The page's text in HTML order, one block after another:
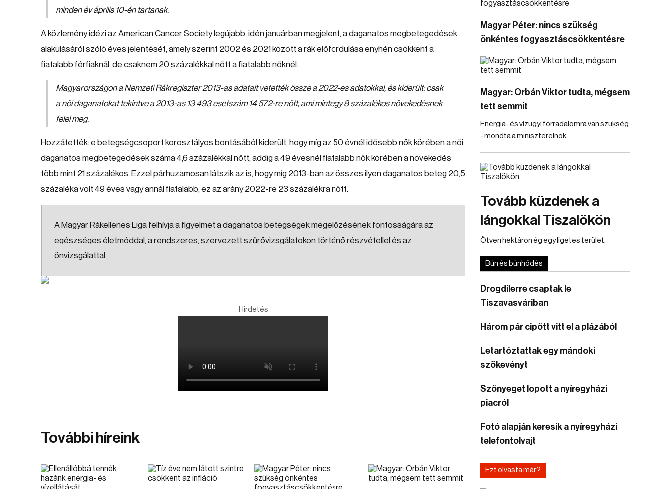
minden év április 10-én tartanak.
A közlemény idézi az American Cancer Society legújabb, idén januárban megjelent, a daganatos megbetegedések
alakulásáról szóló éves jelentését, amely szerint 2002 és 2021 között a rák előfordulása enyhén csökkent a
fiatalabb férfiaknál, de csaknem 20 százalékkal nőtt a fiatalabb nőknél.
Magyarországon a Nemzeti Rákregiszter 2013-as adatait vetették össze a 2022-es adatokkal, és kiderült: csak
a női daganatokat tekintve a 2013-as 13 493 esetszám 14 572-re nőtt, ami mintegy 8 százalékos növekedésnek
felel meg.
Hozzátették: e betegségcsoport korosztályos bontásából kiderült, hogy míg az 50 évnél idősebb nők körében a női
daganatos megbetegedések száma 4,6 százalékkal nőtt, addig a 49 évesnél fiatalabb nők körében a növekedés
több mint 21 százalékos. Ezzel párhuzamosan látszik az is, hogy míg 2013-ban az összes ilyen daganatos beteg 20,5
százaléka volt 49 éves vagy annál fiatalabb, ez az arány 2022-re 23 százalékra nőtt.
A Magyar Rákellenes Liga felhívja a figyelmet a daganatos betegségek megelőzésének fontosságára az
egészséges életmóddal, a rendszeres, szervezett szűrővizsgálatokon történő részvétellel és az
önvizsgálattal.
Hirdetés
További híreink
Magyar Péter: nincs szükség
önkéntes fogyasztáscsökkentésre
Magyar: Orbán Viktor tudta, mégsem
tett semmit
Energia- és vízügyi forradalomra van szükség
- mondta a miniszterelnök.
Tovább küzdenek a
lángokkal Tiszalökön
Ötven hektáron ég egy ligetes terület.
Bűn és bűnhődés
Drogdílerre csaptak le
Tiszavasváriban
Három pár cipőtt vitt el a plázából
Letartóztattak egy mándoki
szökevényt
Szőnyeget lopott a nyíregyházi
piacról
Fotó alapján keresik a nyíregyházi
telefontolvajt
Ezt olvasta már?